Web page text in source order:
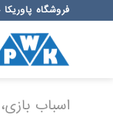
to
فروشگاه
اسباب